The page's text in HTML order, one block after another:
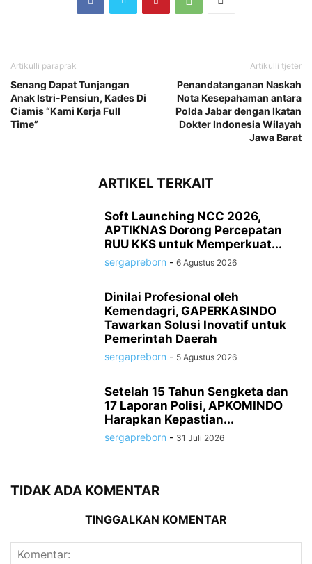
Artikulli paraprak
Senang Dapat Tunjangan
Anak Istri-Pensiun, Kades Di
Ciamis “Kami Kerja Full
Time”
Artikulli tjetër
Penandatanganan Naskah
Nota Kesepahaman antara
Polda Jabar dengan Ikatan
Dokter Indonesia Wilayah
Jawa Barat
ARTIKEL TERKAIT
Soft Launching NCC 2026,
APTIKNAS Dorong Percepatan
RUU KKS untuk Memperkuat...
sergapreborn - 6 Agustus 2026
Dinilai Profesional oleh
Kemendagri, GAPERKASINDO
Tawarkan Solusi Inovatif untuk
Pemerintah Daerah
sergapreborn - 5 Agustus 2026
Setelah 15 Tahun Sengketa dan
17 Laporan Polisi, APKOMINDO
Harapkan Kepastian...
sergapreborn - 31 Juli 2026
TIDAK ADA KOMENTAR
TINGGALKAN KOMENTAR